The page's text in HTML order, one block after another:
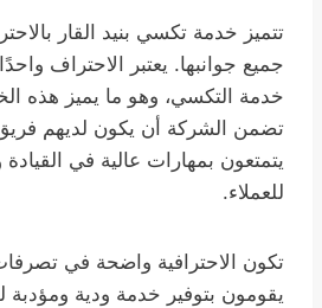
تتميز خدمة تكسي بنيد القار
جميع جوانبها. يعتبر الاحتراف
خدمة التكسي، وهو ما يميز هذه
تضمن الشركة أن يكون لديهم
يتمتعون بمهارات عالية في
للعملاء.
تكون الاحترافية واضحة في
يقومون بتوفير خدمة ودية ومؤدبة